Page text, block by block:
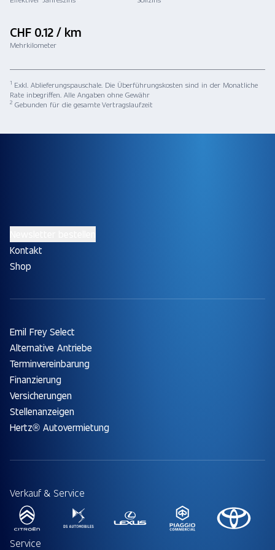
CHF 0.12 / km
Mehrkilometer
1 Exkl. Ablieferungspauschale. Die Überführungskosten sind in der Monatliche
Rate inbegriffen. Alle Angaben ohne Gewähr
2 Gebunden für die gesamte Vertragslaufzeit
Kontakt
Shop
Emil Frey Select
Alternative Antriebe
Terminvereinbarung
Finanzierung
Versicherungen
Stellenanzeigen
Hertz® Autovermietung
Verkauf & Service
Service